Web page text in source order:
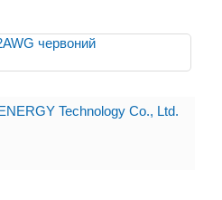
Technology Co., Ltd.